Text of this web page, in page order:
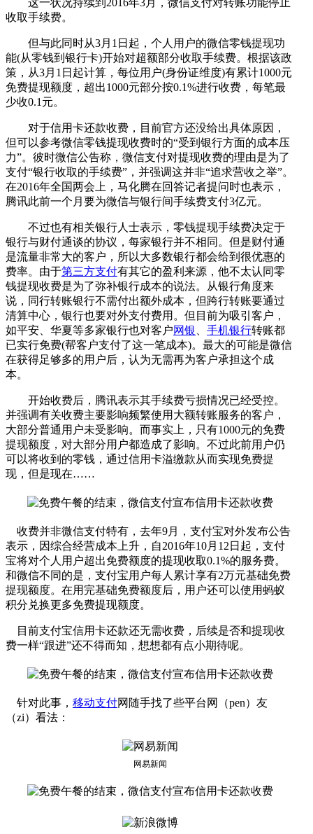
收取手续费。
但与此同时从3月1日起，个人用户的微信零钱提现功
能(从零钱到银行卡)开始对超额部分收取手续费。根据该政
策，从3月1日起计算，每位用户(身份证维度)有累计1000元
免费提现额度，超出1000元部分按0.1%进行收费，每笔最
少收0.1元。
对于信用卡还款收费，目前官方还没给出具体原因，
但可以参考微信零钱提现收费时的“受到银行方面的成本压
力”。彼时微信公告称，微信支付对提现收费的理由是为了
支付“银行收取的手续费”，并强调这并非“追求营收之举”。
在2016年全国两会上，马化腾在回答记者提问时也表示，
腾讯此前一个月要为微信与银行间手续费支付3亿元。
不过也有相关银行人士表示，零钱提现手续费决定于
银行与财付通谈的协议，每家银行并不相同。但是财付通
是流量非常大的客户，所以大多数银行都会给到很优惠的
费率。由于第三方支付有其它的盈利来源，他不太认同零
钱提现收费是为了弥补银行成本的说法。从银行角度来
说，同行转账银行不需付出额外成本，但跨行转账要通过
清算中心，银行也要对外支付费用。但目前为吸引客户，
如平安、华夏等多家银行也对客户网银 手机银行转账都
已实行免费(帮客户支付了这一笔成本)。最大的可能是微信
在获得足够多的用户后，认为无需再为客户承担这个成
本。
开始收费后，腾讯表示其手续费亏损情况已经受控。
并强调有关收费主要影响频繁使用大额转账服务的客户，
大部分普通用户未受影响。而事实上，只有1000元的免费
提现额度，对大部分用户都造成了影响。不过此前用户仍
可以将收到的零钱，通过信用卡溢缴款从而实现免费提
现，但是现在……
收费并非微信支付特有，去年9月，支付宝对外发布公告
表示，因综合经营成本上升，自2016年10月12日起，支付
宝将对个人用户超出免费额度的提现收取0.1%的服务费。
和微信不同的是，支付宝用户每人累计享有2万元基础免费
提现额度。在用完基础免费额度后，用户还可以使用蚂蚁
积分兑换更多免费提现额度。
目前支付宝信用卡还款还无需收费，后续是否和提现收
费一样“跟进”还不得而知，想想都有点小期待呢。
针对此事， 移动支付网随手找了些平台网（pen）友
（zi）看法：
网易新闻